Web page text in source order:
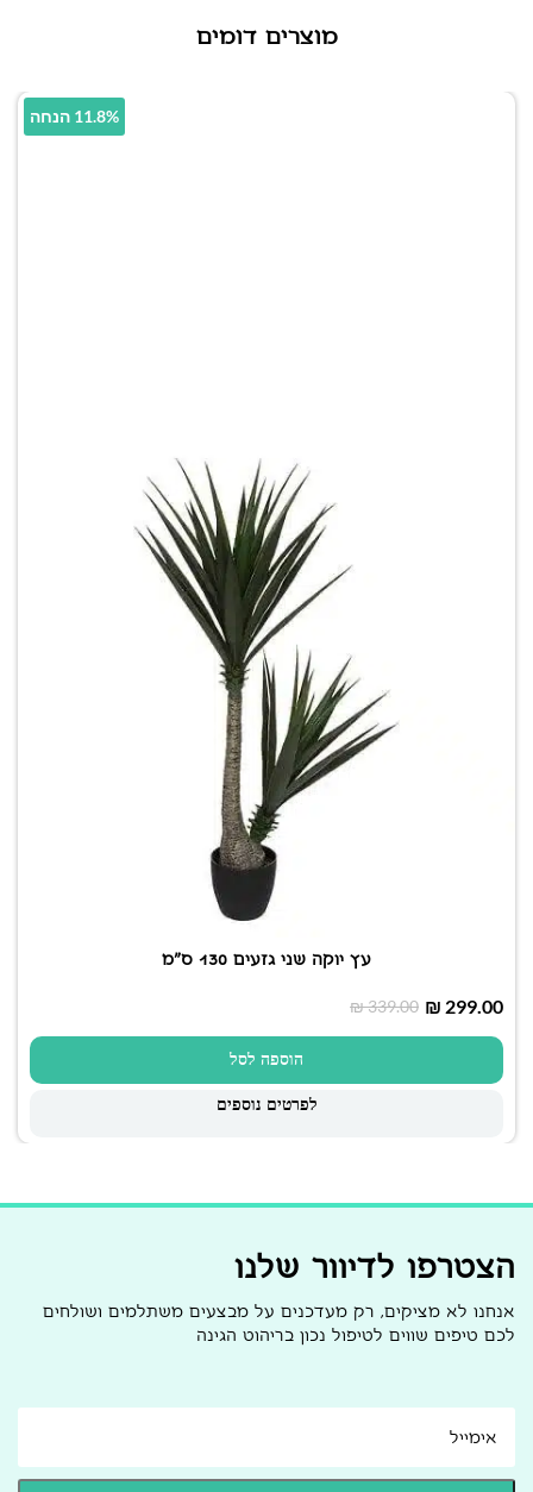
מוצרים דומים
11.8% הנחה
עץ יוקה שני גזעים 130 ס"מ
₪339.00 ₪ 299.00
הוספה לסל
לפרטים נוספים
הצטרפו לדיוור שלנו
אנחנו לא מציקים, רק מעדכנים על מבצעים משתלמים ושולחים
לכם טיפים שווים לטיפול נכון בריהוט הגינה